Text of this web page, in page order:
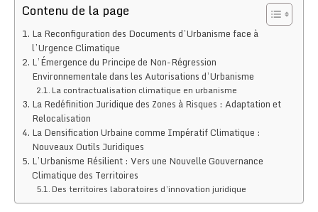
Contenu de la page
La Reconfiguration des Documents d’Urbanisme face à
l’Urgence Climatique
L’Émergence du Principe de Non-Régression
Environnementale dans les Autorisations d’Urbanisme
La contractualisation climatique en urbanisme
La Redéfinition Juridique des Zones à Risques : Adaptation et
Relocalisation
La Densification Urbaine comme Impératif Climatique :
Nouveaux Outils Juridiques
L’Urbanisme Résilient : Vers une Nouvelle Gouvernance
Climatique des Territoires
Des territoires laboratoires d’innovation juridique